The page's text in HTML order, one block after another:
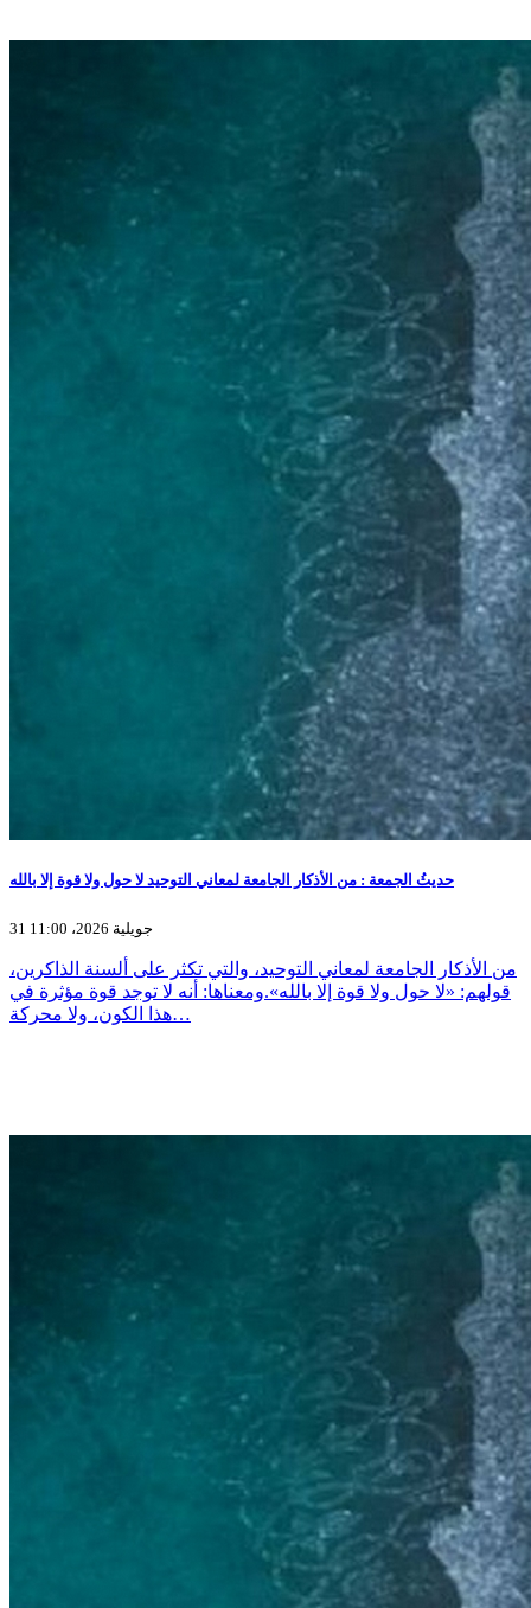
حديثُ الجمعة : من الأذكار الجامعة لمعاني التوحيد لا حول ولا قوة إلا بالله
31 جويلية 2026، 11:00
من الأذكار الجامعة لمعاني التوحيد، والتي تكثر على ألسنة الذاكرين،
قولهم: «لا حول ولا قوة إلا بالله».ومعناها: أنه لا توجد قوة مؤثرة في
هذا الكون، ولا محركة…